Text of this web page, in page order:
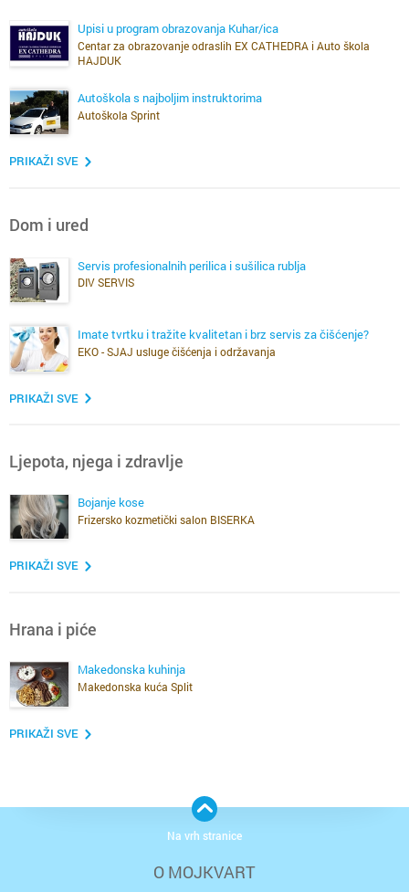
Upisi u program obrazovanja Kuhar/ica
Centar za obrazovanje odraslih EX CATHEDRA i Auto škola
HAJDUK
Autoškola s najboljim instruktorima
Autoškola Sprint
PRIKAŽI SVE
Dom i ured
Servis profesionalnih perilica i sušilica rublja
DIV SERVIS
Imate tvrtku i tražite kvalitetan i brz servis za čišćenje?
EKO - SJAJ usluge čišćenja i održavanja
PRIKAŽI SVE
Ljepota, njega i zdravlje
Bojanje kose
Frizersko kozmetički salon BISERKA
PRIKAŽI SVE
Hrana i piće
Makedonska kuhinja
Makedonska kuća Split
PRIKAŽI SVE
O MOJKVART
Na vrh stranice